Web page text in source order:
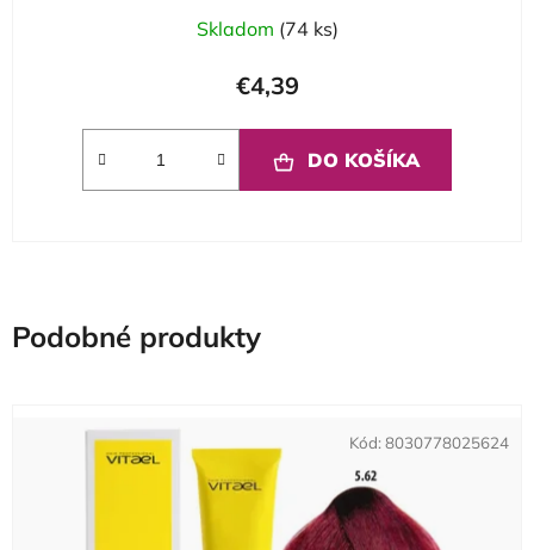
Skladom (74 ks)
€4,39
DO KOŠÍKA
Podobné produkty
Kód: 8030778025624